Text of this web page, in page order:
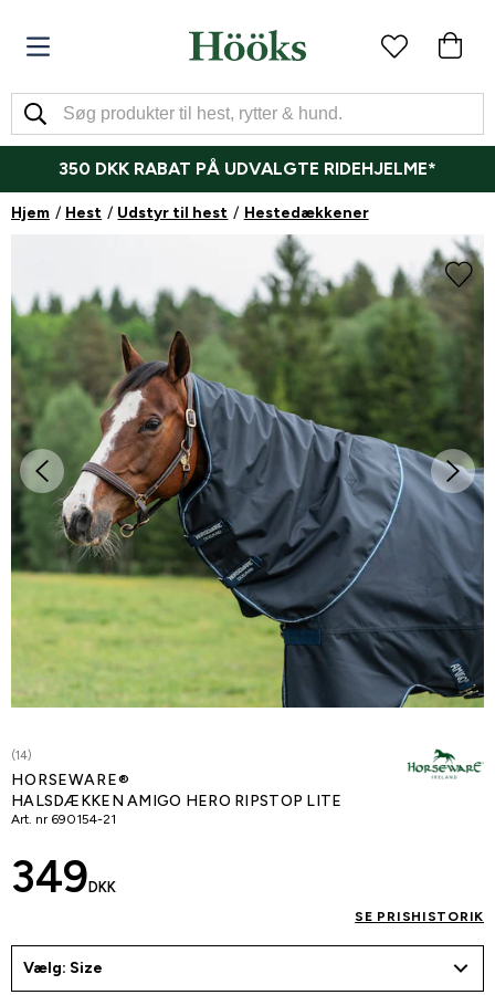
350 DKK RABAT PÅ UDVALGTE RIDEHJELME*
Hjem Hest Udstyr til hest Hestedækkener
(14)
HORSEWARE®
HALSDÆKKEN AMIGO HERO RIPSTOP LITE
Art. nr 690154-21
349 DKK
SE PRISHISTORIK
Vælg: Size